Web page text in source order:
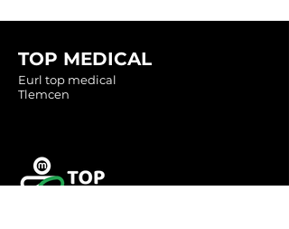
TOP MEDICAL
Eurl top medical
Tlemcen